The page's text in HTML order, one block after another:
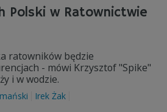
Polski w Ratownictwie
ratowników będzie
- mówi Krzysztof "Spike"
i w wodzie.
Irek Żak